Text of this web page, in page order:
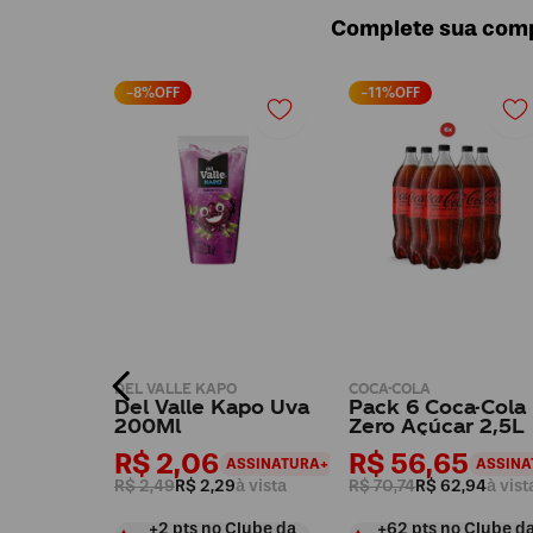
Complete sua
-8%OFF
DEL VALLE KAPO
Del Valle Kapo Uva
200Ml
R$ 2,06 ASSINATURA+
R$ 2,49R$ 2,29à vista
-11%OFF
COCA-COLA
Pack 6 Coca-Cola
Zero Açúcar 2,5L
R$ 56,65
R$ 70,74R$ 62,94à